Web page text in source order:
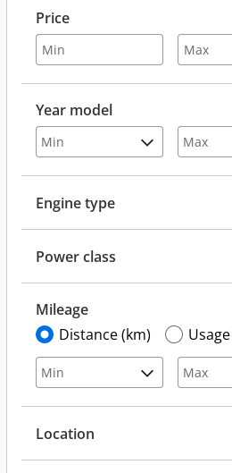
Price
Year model
Engine type
Power class
Mileage
Distance (km)
Location